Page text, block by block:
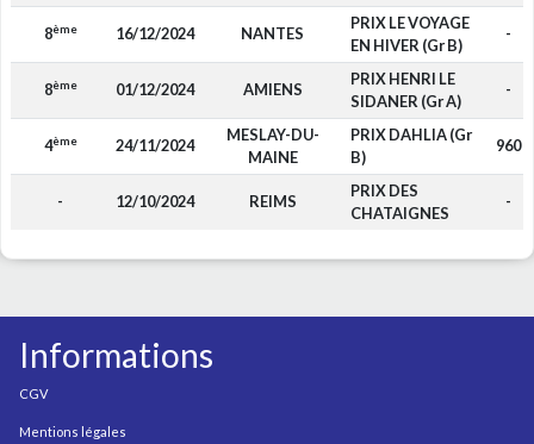
8ème 16/12/2024 NANTES
PRIX LE VOYAGE
EN HIVER (Gr B)
-
8ème 01/12/2024 AMIENS
PRIX HENRI LE
SIDANER (Gr A)
-
4ème 24/11/2024
MESLAY-DU-
MAINE
PRIX DAHLIA (Gr
B)
960
- 12/10/2024 REIMS
PRIX DES
CHATAIGNES
-
Informations
CGV
Mentions légales